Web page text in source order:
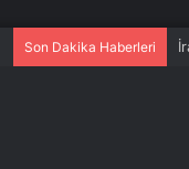
Son Dakika Haberleri